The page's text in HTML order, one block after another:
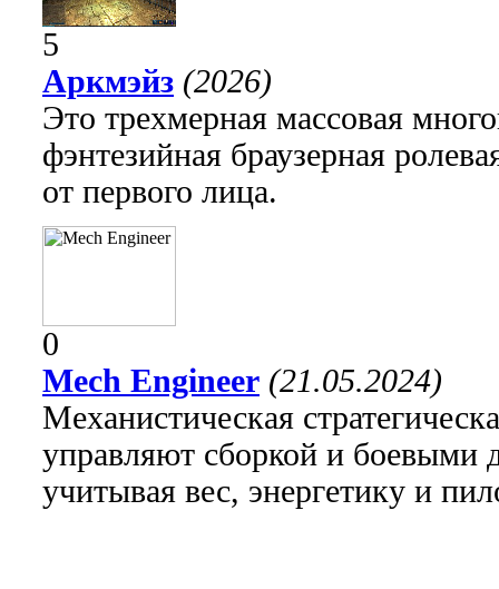
5
Аркмэйз (2026)
Это трехмерная массовая
фэнтезийная браузерная
от первого лица.
0
Mech Engineer (21.05.2024)
Механистическая
управляют сборкой и боевыми
учитывая вес, энергетику и